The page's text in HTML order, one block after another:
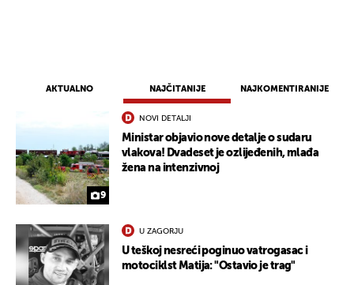
AKTUALNO NAJČITANIJE NAJKOMENTIRANIJE
9
NOVI DETALJI
Ministar objavio nove detalje o sudaru
vlakova! Dvadeset je ozlijeđenih, mlađa
žena na intenzivnoj
U ZAGORJU
U teškoj nesreći poginuo vatrogasac i
motociklst Matija: "Ostavio je trag"